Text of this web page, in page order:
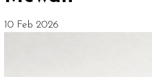
10 Feb 2026